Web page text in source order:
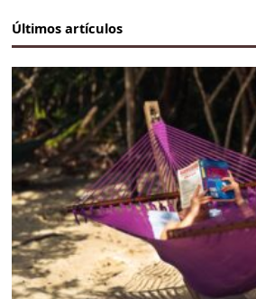
Últimos artículos